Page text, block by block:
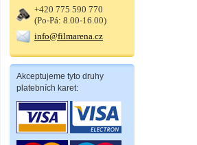
+420 775 590 770
(Po-Pá: 8.00-16.00)
info@filmarena.cz
Akceptujeme tyto druhy
platebních karet: